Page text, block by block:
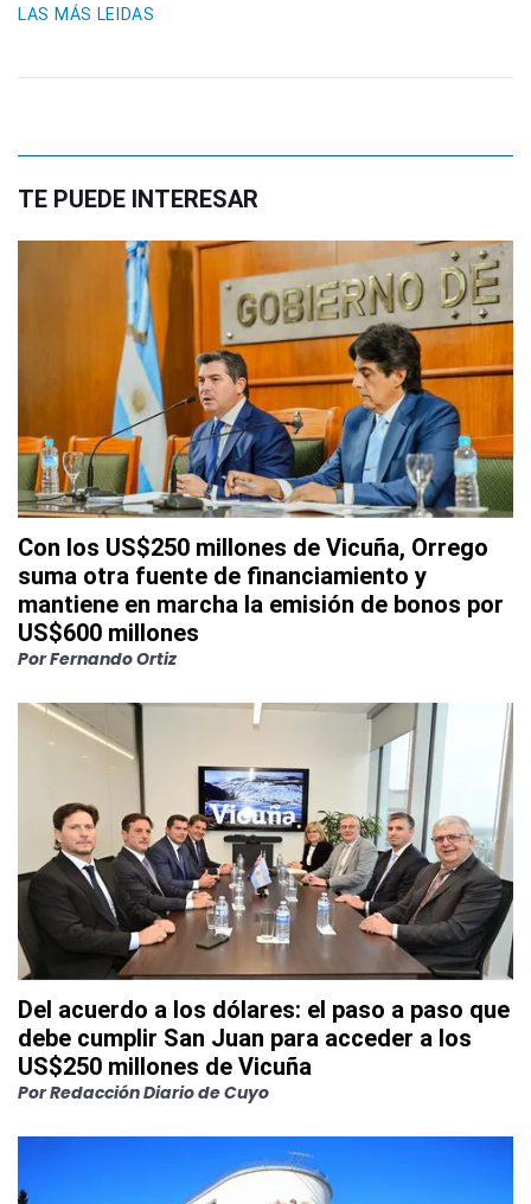
LAS MÁS LEIDAS
TE PUEDE INTERESAR
Con los US$250 millones de Vicuña, Orrego
suma otra fuente de financiamiento y
mantiene en marcha la emisión de bonos por
US$600 millones
PorFernando Ortiz
Del acuerdo a los dólares: el paso a paso que
debe cumplir San Juan para acceder a los
US$250 millones de Vicuña
PorRedacción Diario de Cuyo